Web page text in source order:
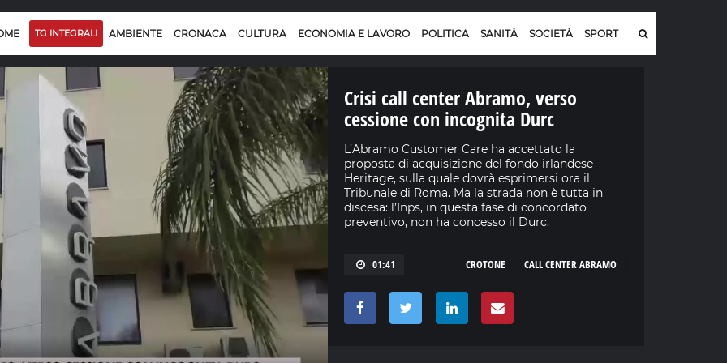
TG INTEGRALI AMBIENTE CRONACA CULTURA ECONOMIA E LAVORO POLITICA SANITÀ SOCIETÀ SPORT
Crisi call center Abramo, verso
cessione con incognita Durc
L’Abramo Customer Care ha accettato la
proposta di acquisizione del fondo irlandese
Heritage, sulla quale dovrà esprimersi ora il
Tribunale di Roma. Ma la strada non è tutta in
discesa: l’Inps, in questa fase di concordato
preventivo, non ha concesso il Durc.
01:41 CALL CENTER ABRAMO
CROTONE